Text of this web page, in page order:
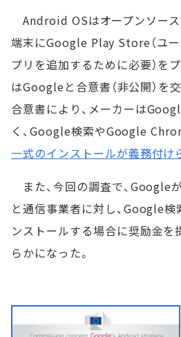
Android OSはオープンソース
端末にGoogle Play Store（ユ
プリを追加するために必要）を
はGoogleと合意書（非公開）を
合意書により、メーカーは
く、Google検索やGoogle
一式のインストールが義務付け
また、今回の調査で、Google
と通信事業者に対し、Google
ンストールする場合に奨励金を
らかになった。